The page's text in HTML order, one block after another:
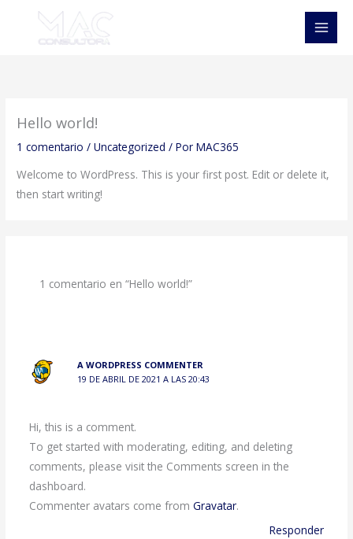
contenido
Hello world!
1 comentario /Uncategorized / PorMAC365
Welcome to WordPress. This is your first post. Edit or delete it,
then start writing!
1 comentario en “Hello world!”
A WORDPRESS COMMENTER
19 DE ABRIL DE 2021 A LAS 20:43
Hi, this is a comment.
To get started with moderating, editing, and deleting
comments, please visit the Comments screen in the
dashboard.
Commenter avatars come from Gravatar.
Responder